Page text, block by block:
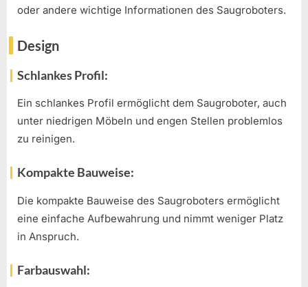
oder andere wichtige Informationen des Saugroboters.
Design
Schlankes Profil:
Ein schlankes Profil ermöglicht dem Saugroboter, auch
unter niedrigen Möbeln und engen Stellen problemlos
zu reinigen.
Kompakte Bauweise:
Die kompakte Bauweise des Saugroboters ermöglicht
eine einfache Aufbewahrung und nimmt weniger Platz
in Anspruch.
Farbauswahl: